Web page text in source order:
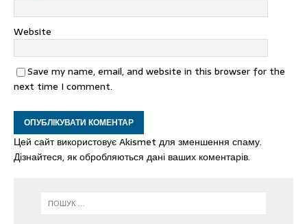
Website
Save my name, email, and website in this browser for the
next time I comment.
Цей сайт використовує Akismet для зменшення спаму.
Дізнайтеся, як обробляються дані ваших коментарів.